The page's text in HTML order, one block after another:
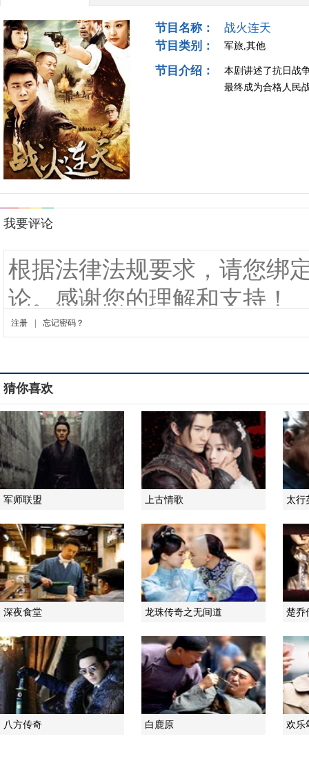
节目名称：
战火连天
节目类别：
军旅,其他
节目介绍：
本剧讲述了抗日战
最终成为合格人民
猜你喜欢
军师联盟 上古情歌 太行
深夜食堂 龙珠传奇之无间道 楚乔
八方传奇 白鹿原 欢乐